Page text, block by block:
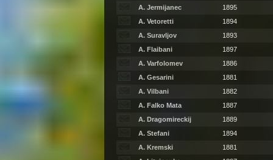
A. Jermijanec
1895
A. Vetoretti
1894
A. Suravljov
1893
A. Flaibani
1897
A. Varfolomev
1886
A. Gesarini
1881
A. Vilbani
1882
A. Falko Mata
1887
A. Dragomireckij
1889
A. Stefani
1894
A. Kremski
1881